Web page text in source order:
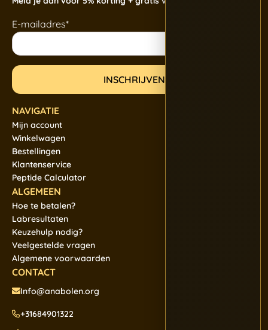
E-mailadres*
NAVIGATIE
Mijn account
Winkelwagen
Bestellingen
Klantenservice
Peptide Calculator
ALGEMEEN
Hoe te betalen?
Labresultaten
Keuzehulp nodig?
Veelgestelde vragen
Algemene voorwaarden
CONTACT
Info@anabolen.org
+31684901322